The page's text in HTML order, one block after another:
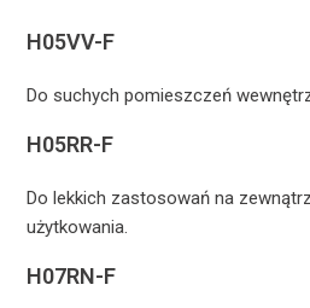
H05VV-F
Do suchych pomieszczeń
H05RR-F
Do lekkich zastosowań na
użytkowania.
H07RN-F